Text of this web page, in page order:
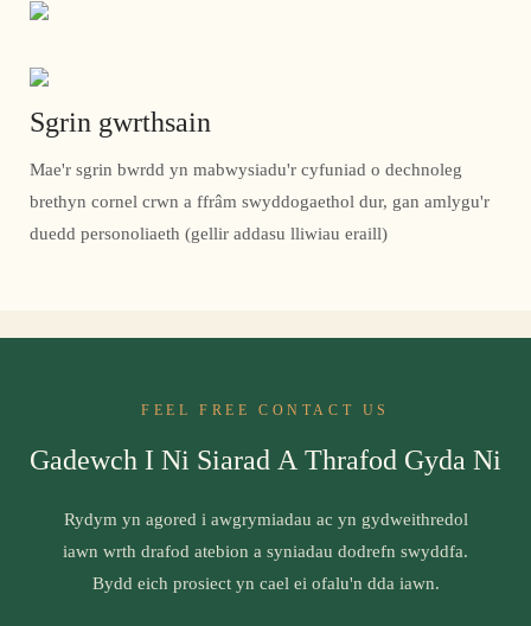
Sgrin gwrthsain
Mae'r sgrin bwrdd yn mabwysiadu'r cyfuniad o dechnoleg
brethyn cornel crwn a ffrâm swyddogaethol dur, gan amlygu'r
duedd personoliaeth (gellir addasu lliwiau eraill)
FEEL FREE CONTACT US
Gadewch I Ni Siarad A Thrafod Gyda Ni
Rydym yn agored i awgrymiadau ac yn gydweithredol
iawn wrth drafod atebion a syniadau dodrefn swyddfa.
Bydd eich prosiect yn cael ei ofalu'n dda iawn.